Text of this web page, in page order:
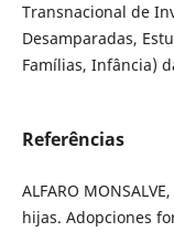
Transnacional de
Desamparadas,
Famílias, Infância)
Referências
ALFARO
hijas. Adopciones